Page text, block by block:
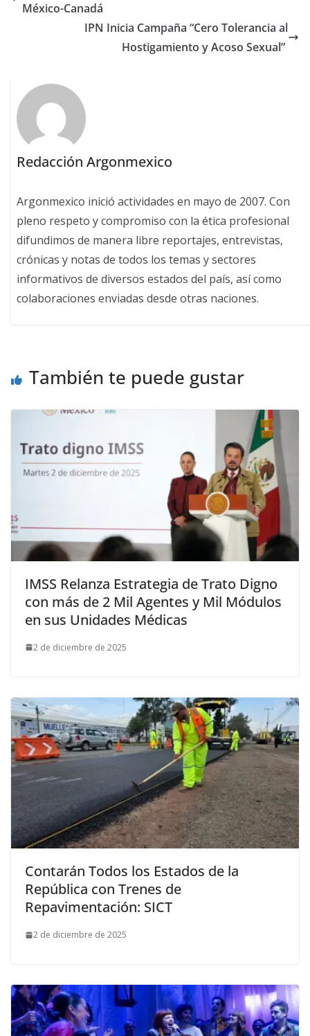
México-Canadá
IPN Inicia Campaña “Cero Tolerancia al
Hostigamiento y Acoso Sexual”
Redacción Argonmexico
Argonmexico inició actividades en mayo de 2007. Con
pleno respeto y compromiso con la ética profesional
difundimos de manera libre reportajes, entrevistas,
crónicas y notas de todos los temas y sectores
informativos de diversos estados del país, así como
colaboraciones enviadas desde otras naciones.
También te puede gustar
IMSS Relanza Estrategia de Trato Digno
con más de 2 Mil Agentes y Mil Módulos
en sus Unidades Médicas
2 de diciembre de 2025
Contarán Todos los Estados de la
República con Trenes de
Repavimentación: SICT
2 de diciembre de 2025